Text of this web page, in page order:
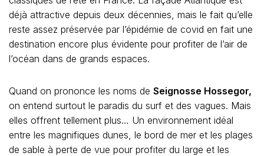
déjà attractive depuis deux décennies, mais le fait qu’elle
reste assez préservée par l’épidémie de covid en fait une
destination encore plus évidente pour profiter de l’air de
l’océan dans de grands espaces.
Quand on prononce les noms de Seignosse Hossegor,
on entend surtout le paradis du surf et des vagues. Mais
elles offrent tellement plus… Un environnement idéal
entre les magnifiques dunes, le bord de mer et les plages
de sable à perte de vue pour profiter du large et les